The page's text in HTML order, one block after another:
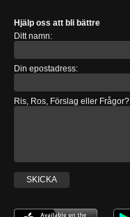
Hjälp oss att bli bättre
Ditt namn:
Din epostadress:
Ris, Ros, Förslag eller Frågor?
SKICKA